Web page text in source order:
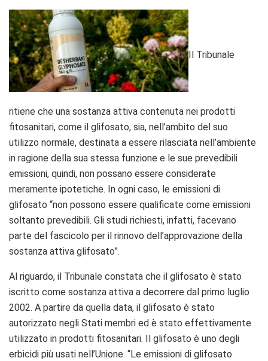
Il Tribunale
ritiene che una sostanza attiva contenuta nei prodotti
fitosanitari, come il glifosato, sia, nell’ambito del suo
utilizzo normale, destinata a essere rilasciata nell’ambiente
in ragione della sua stessa funzione e le sue prevedibili
emissioni, quindi, non possano essere considerate
meramente ipotetiche. In ogni caso, le emissioni di
glifosato “non possono essere qualificate come emissioni
soltanto prevedibili. Gli studi richiesti, infatti, facevano
parte del fascicolo per il rinnovo dell’approvazione della
sostanza attiva glifosato”.
Al riguardo, il Tribunale constata che il glifosato è stato
iscritto come sostanza attiva a decorrere dal primo luglio
2002. A partire da quella data, il glifosato è stato
autorizzato negli Stati membri ed è stato effettivamente
utilizzato in prodotti fitosanitari. Il glifosato è uno degli
erbicidi più usati nell’Unione. “Le emissioni di glifosato